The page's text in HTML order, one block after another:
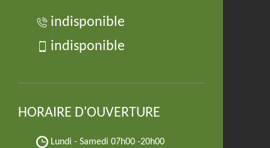
indisponible
indisponible
HORAIRE D'OUVERTURE
Lundi - Samedi 07h00 -20h00